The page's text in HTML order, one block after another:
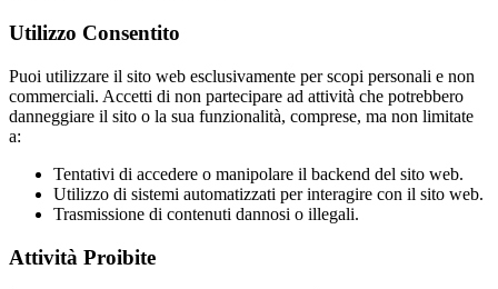
Utilizzo Consentito
Puoi utilizzare il sito web esclusivamente per scopi personali e non
commerciali. Accetti di non partecipare ad attività che potrebbero
danneggiare il sito o la sua funzionalità, comprese, ma non limitate
a:
Tentativi di accedere o manipolare il backend del sito web.
Utilizzo di sistemi automatizzati per interagire con il sito web.
Trasmissione di contenuti dannosi o illegali.
Attività Proibite